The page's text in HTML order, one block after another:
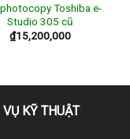
Toshiba e-
Studio 305 cũ
₫15,200,000
KỸ THUẬT